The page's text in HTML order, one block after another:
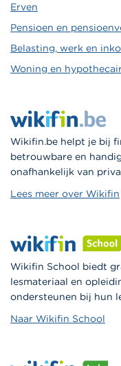
Erven
Pensioen en
Belasting, werk en
Woning en
Wikifin.be helpt je bij
betrouwbare en
onafhankelijk van
Lees meer over Wikifin
Wikifin School biedt
lesmateriaal en
ondersteunen bij hun
Naar Wikifin School